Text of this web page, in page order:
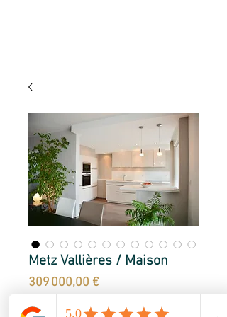
Metz Vallières / Maison
309 000,00 €Prix